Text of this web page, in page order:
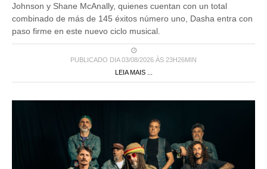
Johnson y Shane McAnally, quienes cuentan con un total
combinado de más de 145 éxitos número uno, Dasha entra con
paso firme en este nuevo ciclo musical.
PUBLICADO DIA 03/08/2026 ÀS 23H26MIN
LEIA MAIS ...